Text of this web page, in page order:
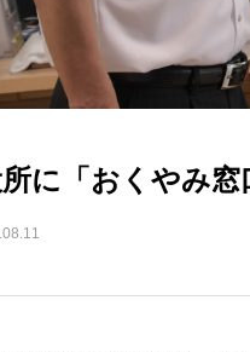
に「おくやみ窓